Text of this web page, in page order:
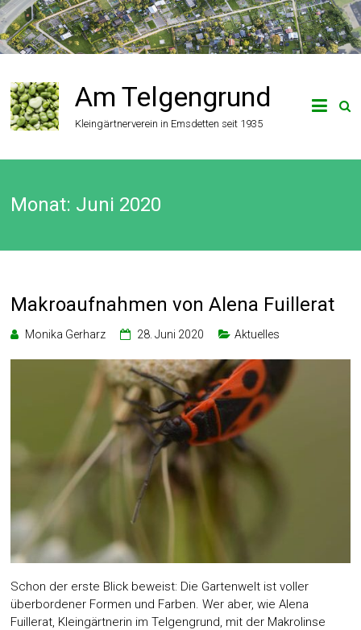
Zum
Inhalt
springen
Am Telgengrund
Kleingärtnerverein in Emsdetten seit 1935
Monat: Juni 2020
Makroaufnahmen von Alena Fuillerat
Monika Gerharz 28. Juni 2020 Aktuelles
Schon der erste Blick beweist: Die Gartenwelt ist voller
überbordener Formen und Farben. Wer aber, wie Alena
Fuillerat, Kleingärtnerin im Telgengrund, mit der Makrolinse